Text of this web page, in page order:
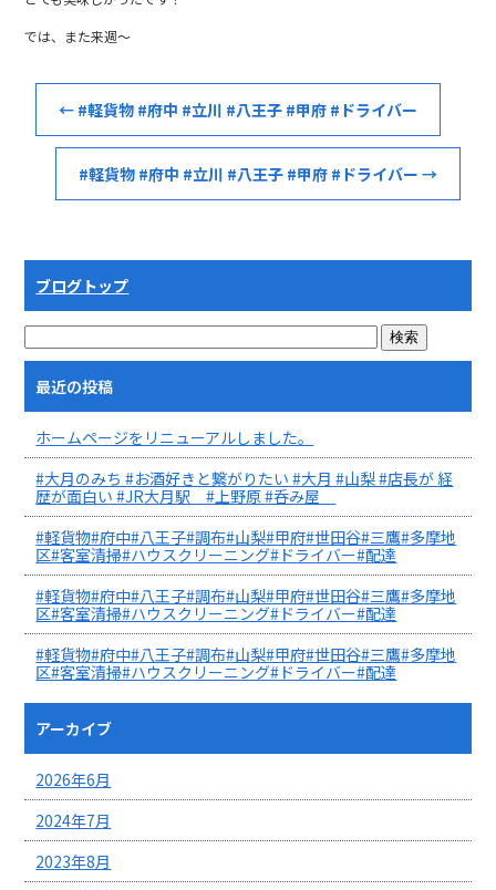
では、また来週～
← #軽貨物 #府中 #立川 #八王子 #甲府 #ドライバー
#軽貨物 #府中 #立川 #八王子 #甲府 #ドライバー →
ブログトップ
最近の投稿
ホームページをリニューアルしました。
#大月のみち #お酒好きと繋がりたい #大月 #山梨 #店長が 経
歴が面白い #JR大月駅 #上野原 #呑み屋
#軽貨物#府中#八王子#調布#山梨#甲府#世田谷#三鷹#多摩地
区#客室清掃#ハウスクリーニング#ドライバー#配達
#軽貨物#府中#八王子#調布#山梨#甲府#世田谷#三鷹#多摩地
区#客室清掃#ハウスクリーニング#ドライバー#配達
#軽貨物#府中#八王子#調布#山梨#甲府#世田谷#三鷹#多摩地
区#客室清掃#ハウスクリーニング#ドライバー#配達
アーカイブ
2026年6月
2024年7月
2023年8月